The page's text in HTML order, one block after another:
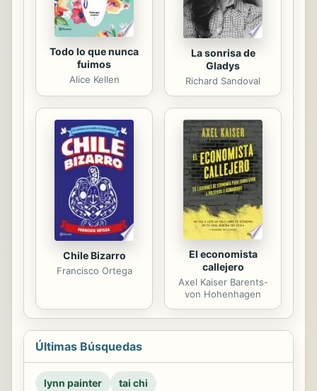
Todo lo que nunca
fuimos
Alice Kellen
La sonrisa de
Gladys
Richard Sandoval
Chile Bizarro
Francisco Ortega
El economista
callejero
Axel Kaiser Barents-
von Hohenhagen
Últimas Búsquedas
lynn painter
tai chi